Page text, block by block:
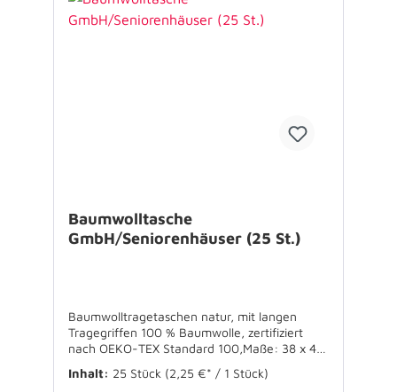
Baumwolltasche
GmbH/Seniorenhäuser (25 St.)
Baumwolltragetaschen natur, mit langen
Tragegriffen 100 % Baumwolle, zertifiziert
nach OEKO-TEX Standard 100,Maße: 38 x 42
Inhalt: 25 Stück (2,25 €* / 1 Stück)